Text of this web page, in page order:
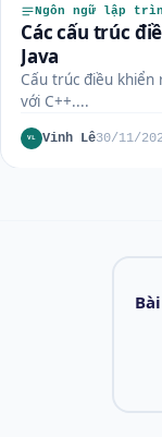
Ngôn ngữ lập
Các cấu trúc
Java
Cấu trúc điều
với C++....
VL Vinh Lê30/11/